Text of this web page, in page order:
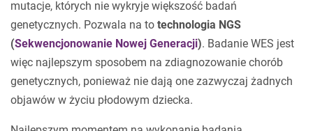
mutacje, których nie wykryje większość badań
genetycznych. Pozwala na to technologia NGS
(Sekwencjonowanie Nowej Generacji). Badanie WES jest
więc najlepszym sposobem na zdiagnozowanie chorób
genetycznych, ponieważ nie dają one zazwyczaj żadnych
objawów w życiu płodowym dziecka.